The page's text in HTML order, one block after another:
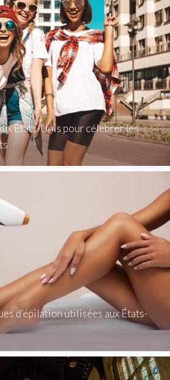
États-Unis pour célébrer les
d’épilation utilisées aux États-